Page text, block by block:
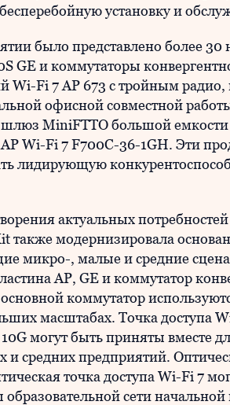
установку и
было представлено более 30
GE и коммутаторы
Wi-Fi 7 AP 673 с тройным радио,
офисной совместной
MiniFTTO большой
Wi-Fi 7 F700C-36-1GH. Эти
лидирующую
актуальных
также модернизировала
микро-, малые и средние
AP, GE и коммутатор
коммутатор
масштабах. Точка доступа
могут быть приняты вместе
и средних предприятий.
точка доступа Wi-Fi 7
образовательной сети